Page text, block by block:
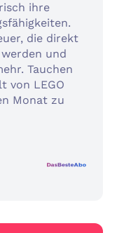
ihre
die direkt
und
Tauchen
von LEGO
Monat zu